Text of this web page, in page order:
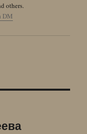
others.
DM